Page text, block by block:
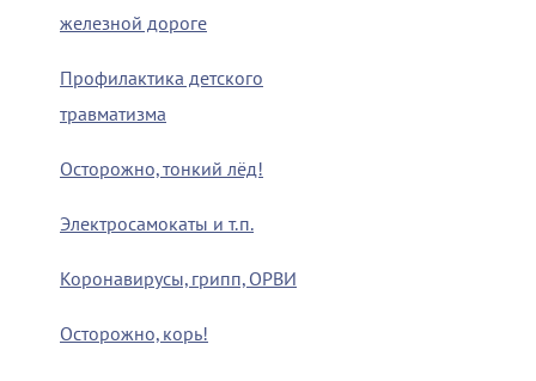
железной дороге
Профилактика детского
травматизма
Осторожно, тонкий лёд!
Электросамокаты и т.п.
Коронавирусы, грипп, ОРВИ
Осторожно, корь!